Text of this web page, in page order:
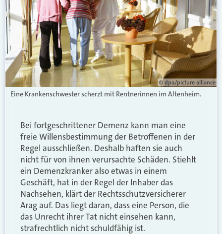
© dpa/picture alliance
Eine Krankenschwester scherzt mit Rentnerinnen im Altenheim.
Bei fortgeschrittener Demenz kann man eine
freie Willensbestimmung der Betroffenen in der
Regel ausschließen. Deshalb haften sie auch
nicht für von ihnen verursachte Schäden. Stiehlt
ein Demenzkranker also etwas in einem
Geschäft, hat in der Regel der Inhaber das
Nachsehen, klärt der Rechtsschutzversicherer
Arag auf. Das liegt daran, dass eine Person, die
das Unrecht ihrer Tat nicht einsehen kann,
strafrechtlich nicht schuldfähig ist.